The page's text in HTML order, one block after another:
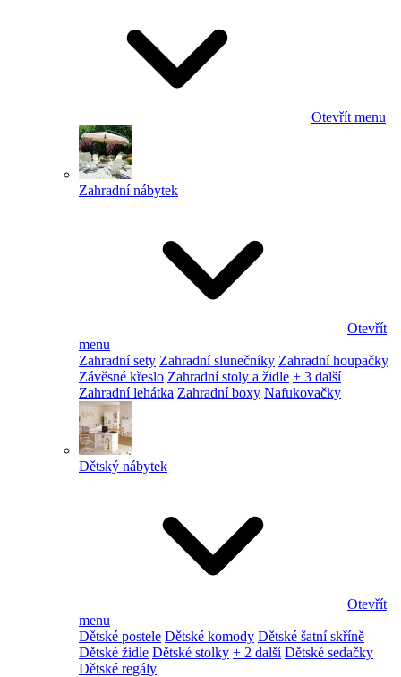
Otevřít menu
Zahradní nábytek
Otevřít
menu
Zahradní sety Zahradní slunečníky Zahradní houpačky
Závěsné křeslo Zahradní stoly a židle + 3 další
Zahradní lehátka Zahradní boxy Nafukovačky
Dětský nábytek
Otevřít
menu
Dětské postele Dětské komody Dětské šatní skříně
Dětské židle Dětské stolky + 2 další Dětské sedačky
Dětské regály